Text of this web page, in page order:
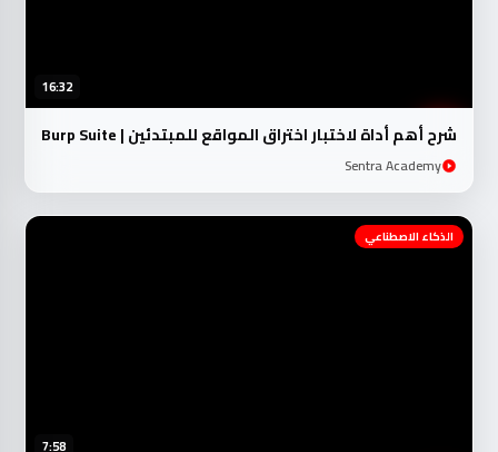
16:32
شرح أهم أداة لاختبار اختراق المواقع للمبتدئين | Burp Suite
Sentra Academy
7:58
الذكاء الاصطناعي